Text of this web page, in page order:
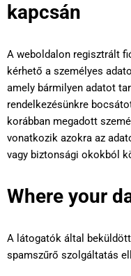
kapcsán
A weboldalon regisztrált
kérhető a személyes
amely bármilyen adatot
rendelkezésünkre
korábban megadott
vonatkozik azokra az
vagy biztonsági okokból
Where your
A látogatók által
spamszűrő szolgáltatás